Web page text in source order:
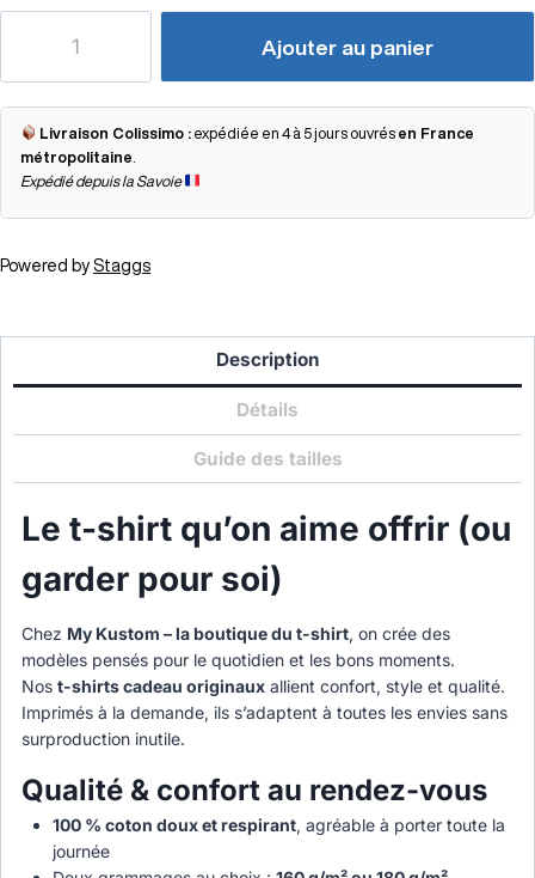
Ajouter au panier
Livraison Colissimo : expédiée en 4 à 5 jours ouvrés en France
métropolitaine
Expédié depuis la Savoie
Powered by Staggs
Description
Détails
Guide des tailles
Le t-shirt qu’on aime offrir (ou
garder pour soi)
Chez My Kustom – la boutique du t-shirt, on crée des
modèles pensés pour le quotidien et les bons moments.
Nos t-shirts cadeau originaux allient confort, style et qualité.
Imprimés à la demande, ils s’adaptent à toutes les envies sans
surproduction inutile.
Qualité & confort au rendez-vous
100 % coton doux et respirant, agréable à porter toute la
journée